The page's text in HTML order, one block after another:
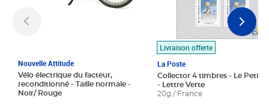
Nouvelle Attitude
Vélo électrique du facteur,
reconditionné - Taille normale -
Noir/ Rouge
Livraison offerte
La Poste
Collector 4 timbres - Le Petit
- Lettre Verte
20g / France